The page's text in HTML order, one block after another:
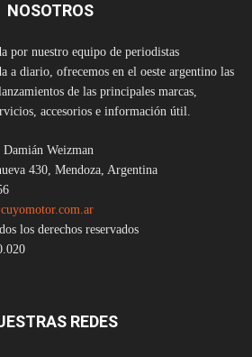
NOSOTROS
por nuestro equipo de periodistas
a diario, ofrecemos en el oeste argentino las
de las principales marcas,
accesorios e información útil.
Weizman
430, Mendoza, Argentina
los derechos reservados
REDES